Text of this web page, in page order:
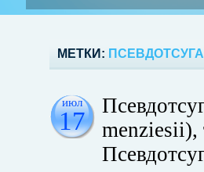
МЕТКИ:
июл
17
menziesii),